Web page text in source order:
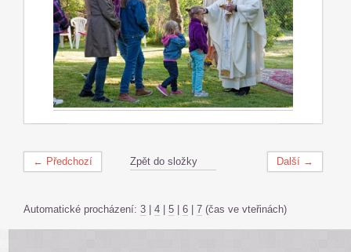
← Předchozí Další →
Zpět do složky
Automatické procházení: 3 4 5 6 7 (čas ve vteřinách)